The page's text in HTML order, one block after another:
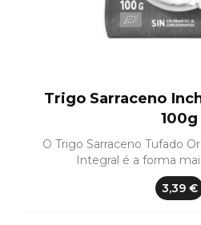
Trigo Sarraceno
100g
O Trigo Sarraceno Tufado
Integral é a forma
3,39 €